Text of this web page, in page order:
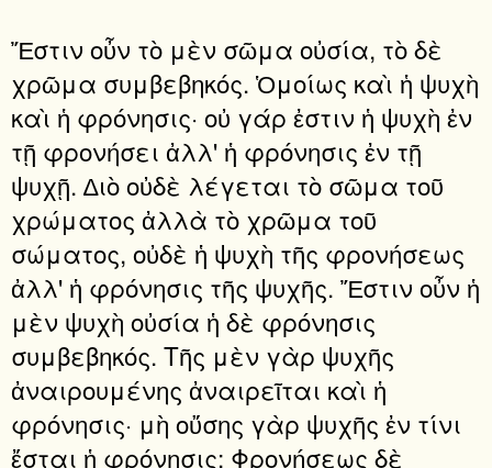
Ἔστιν οὖν τὸ μὲν σῶμα οὐσία, τὸ δὲ
χρῶμα συμβεβηκός. Ὁμοίως καὶ ἡ ψυχὴ
καὶ ἡ φρόνησις· οὐ γάρ ἐστιν ἡ ψυχὴ ἐν
τῇ φρονήσει ἀλλ' ἡ φρόνησις ἐν τῇ
ψυχῇ. ∆ιὸ οὐδὲ λέγεται τὸ σῶμα τοῦ
χρώματος ἀλλὰ τὸ χρῶμα τοῦ
σώματος, οὐδὲ ἡ ψυχὴ τῆς φρονήσεως
ἀλλ' ἡ φρόνησις τῆς ψυχῆς. Ἔστιν οὖν ἡ
μὲν ψυχὴ οὐσία ἡ δὲ φρόνησις
συμβεβηκός. Τῆς μὲν γὰρ ψυχῆς
ἀναιρουμένης ἀναιρεῖται καὶ ἡ
φρόνησις· μὴ οὔσης γὰρ ψυχῆς ἐν τίνι
ἔσται ἡ φρόνησις; Φρονήσεως δὲ